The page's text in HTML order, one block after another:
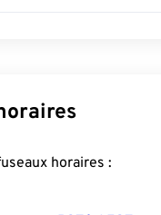
horaires :